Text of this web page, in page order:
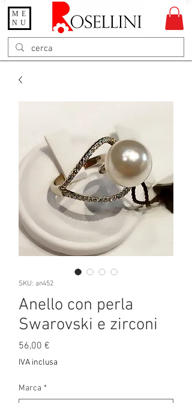
Gioielleria Rosellini
Rosellini online
ME
NU
SKU: an452
Anello con perla
Swarovski e zirconi
56,00 €
IVA inclusa
Marca *